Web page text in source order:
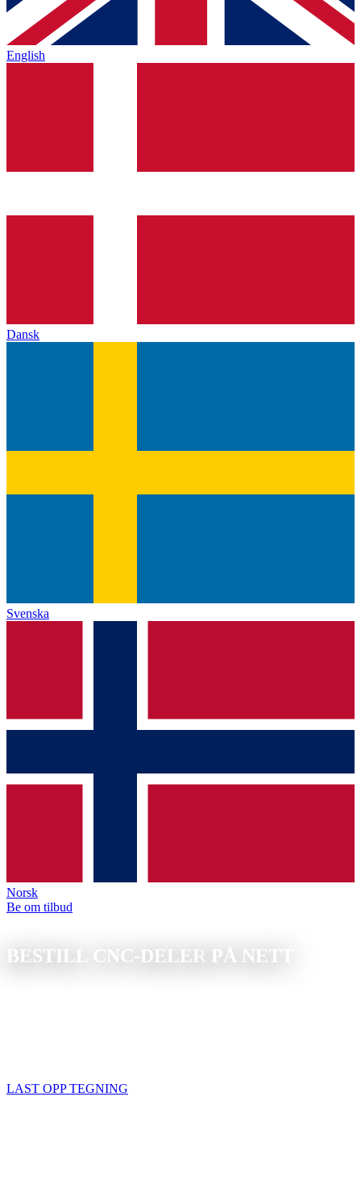
English
Dansk
Svenska
Norsk
Be om tilbud
BESTILL CNC-DELER PÅ NETT
LAST OPP TEGNING